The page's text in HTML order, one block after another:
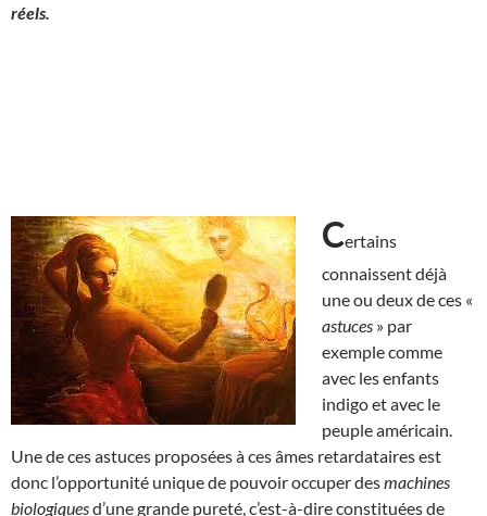
réels.
Certains
connaissent déjà
une ou deux de ces «
astuces » par
exemple comme
avec les enfants
indigo et avec le
peuple américain.
Une de ces astuces proposées à ces âmes retardataires est
donc l’opportunité unique de pouvoir occuper desmachines
biologiquesd’une grande pureté, c’est-à-dire constituées de